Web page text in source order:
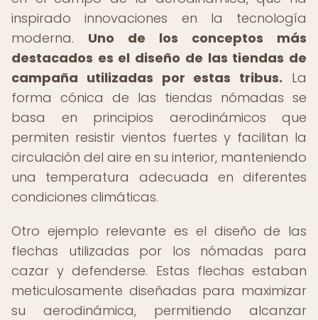
inspirado innovaciones en la tecnología
moderna. Uno de los conceptos más
destacados es el diseño de las tiendas de
campaña utilizadas por estas tribus. La
forma cónica de las tiendas nómadas se
basa en principios aerodinámicos que
permiten resistir vientos fuertes y facilitan la
circulación del aire en su interior, manteniendo
una temperatura adecuada en diferentes
condiciones climáticas.
Otro ejemplo relevante es el diseño de las
flechas utilizadas por los nómadas para
cazar y defenderse. Estas flechas estaban
meticulosamente diseñadas para maximizar
su aerodinámica, permitiendo alcanzar